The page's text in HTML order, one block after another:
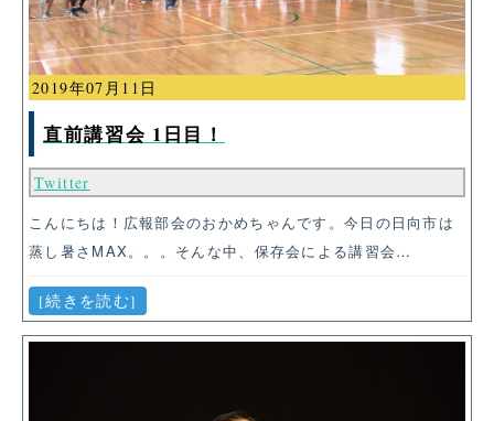
2019年07月11日
直前講習会 1日目！
Twitter
こんにちは！広報部会のおかめちゃんです。今日の日向市は
蒸し暑さMAX。。。そんな中、保存会による講習会…
[続きを読む]